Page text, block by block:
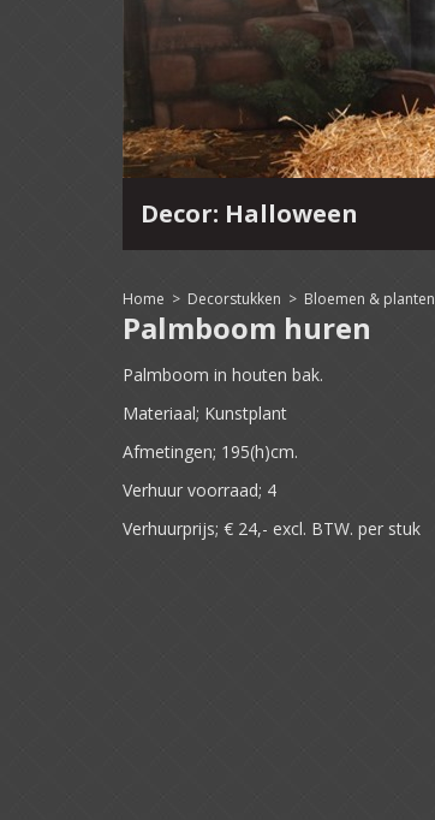
Decor: Halloween
Home > Decorstukken > Bloemen & planten
Palmboom huren
Palmboom in houten bak.
Materiaal; Kunstplant
Afmetingen; 195(h)cm.
Verhuur voorraad; 4
Verhuurprijs; € 24,- excl. BTW. per stuk